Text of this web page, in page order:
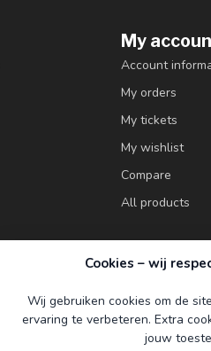
My
Account
My orders
My tickets
My wishlist
Compare
All products
Cookies – wij
Wij gebruiken cookies om de
ervaring te verbeteren. Extra
jouw